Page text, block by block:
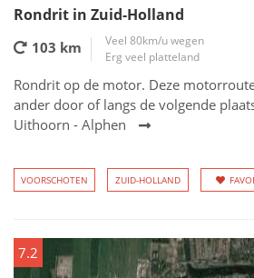
Rondrit in Zuid-Holland
103 km
Veel 80km/u wegen
Erg veel platteland
Rondrit op de motor. Deze
ander door of langs de volgende
Uithoorn - Alphen
VOORSCHOTEN ZUID-HOLLAND
7.2